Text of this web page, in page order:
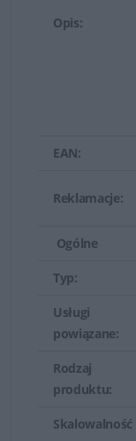
Serwery Dell
liczbę wnęk
Niektóre
jest
Opis:
EAN:
Reklamacje:
Ogólne
Typ:
Usługi
powiązane:
Rodzaj
produktu:
Skalowalność